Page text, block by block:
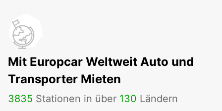
Mit Europcar Weltweit Auto und
Transporter Mieten
3835 Stationen in über 130 Ländern